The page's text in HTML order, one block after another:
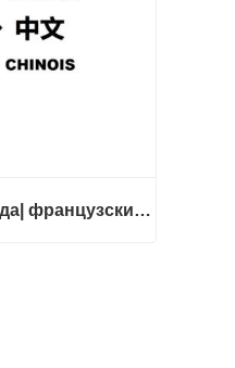
Услуги перевода| французский с китайского или на китайский